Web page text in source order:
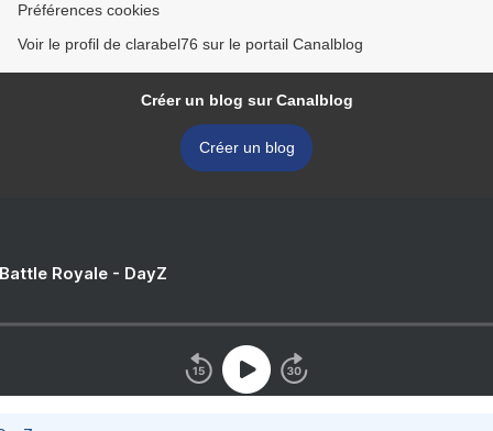
Préférences cookies
Voir le profil de clarabel76 sur le portail Canalblog
Créer un blog sur Canalblog
Créer un blog
Royale - DayZ